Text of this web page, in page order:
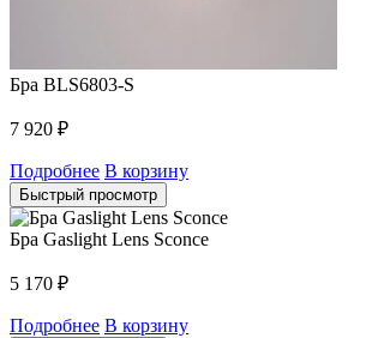
Бра BLS6803-S
7 920 ₽
Подробнее В корзину
Быстрый просмотр
Бра Gaslight Lens Sconce
5 170 ₽
Подробнее В корзину